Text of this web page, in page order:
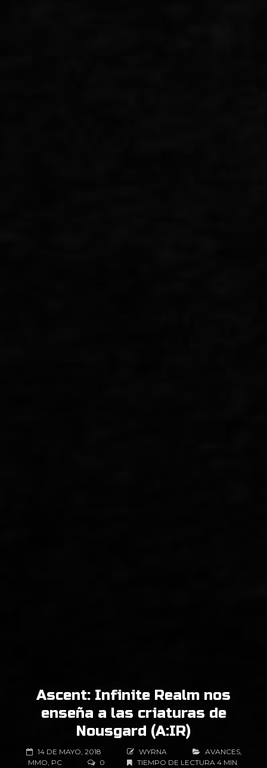
Ascent: Infinite Realm nos
enseña a las criaturas de
Nousgard (A:IR)
14 DE MAYO, 2018 WYRNA AVANCES,
MMO, PC TIEMPO DE LECTURA 4 MIN
0